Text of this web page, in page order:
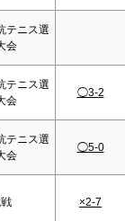
テニス選
会
テニス選
会
◯3-2
テニス選
会
◯5-0
×2-7